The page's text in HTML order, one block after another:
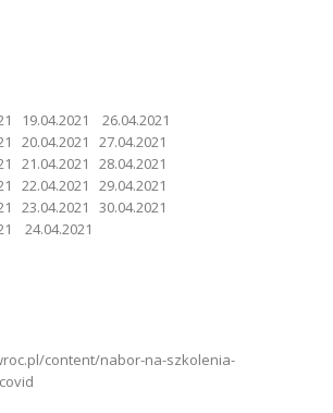
19.04.2021 26.04.2021
20.04.2021 27.04.2021
21.04.2021 28.04.2021
22.04.2021 29.04.2021
23.04.2021 30.04.2021
24.04.2021
content/nabor-na-szkolenia-